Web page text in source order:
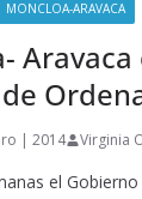
MONCLOA-ARAVACA
| 2014 Virginia
el